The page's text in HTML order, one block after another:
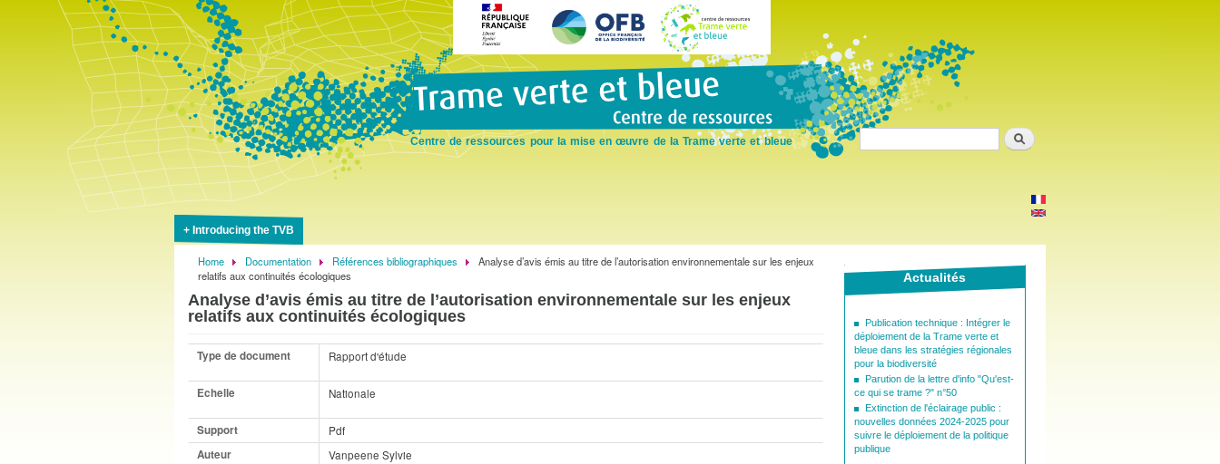
to
main
Centre de ressources pour la mise en œuvre de la Trame verte et bleue
Introducing the TVB
Breadcrumb
Home Documentation Références bibliographiques
Analyse d’avis émis au titre de l’autorisation environnementale sur les enjeux
relatifs aux continuités écologiques
Analyse d’avis émis au titre de l’autorisation environnementale sur les enjeux
relatifs aux continuités écologiques
Type de document Rapport d'étude
Echelle Nationale
Support
Pdf
Auteur
Vanpeene Sylvie
Actualités
Publication technique : Intégrer le
déploiement de la Trame verte et
bleue dans les stratégies régionales
pour la biodiversité
Parution de la lettre d'info "Qu'est-
ce qui se trame ?" n°50
Extinction de l'éclairage public :
nouvelles données 2024-2025 pour
suivre le déploiement de la politique
publique